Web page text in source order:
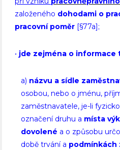
založeného dohodami o
pracovní poměr [§77a];
• jde zejména o informace
a) názvu a sídle
osobou, nebo o jménu,
zaměstnavatele, je-li
označení druhu a místa
dovolené a o způsobu
době trvání a podmínkách